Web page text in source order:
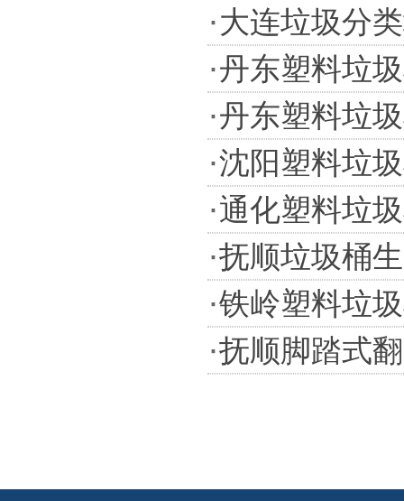
·大连垃圾分
·丹东塑料垃
·丹东塑料垃
·沈阳塑料垃
·通化塑料垃
·抚顺垃圾桶
·铁岭塑料垃
·抚顺脚踏式